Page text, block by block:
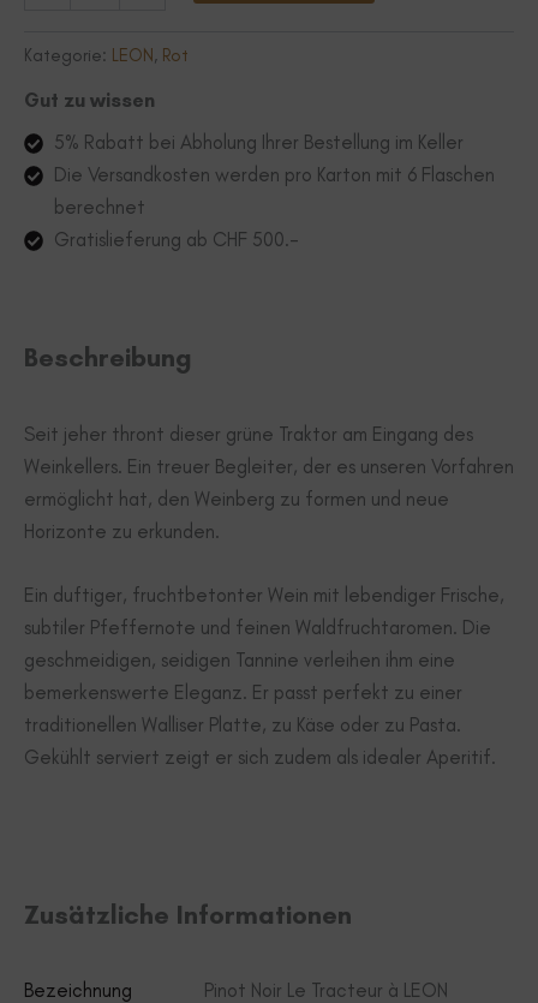
tracteur
LEON
Kategorie: LEON, Rot
Gut zu wissen
5% Rabatt bei Abholung Ihrer Bestellung im Keller
Die Versandkosten werden pro Karton mit 6 Flaschen
berechnet
Gratislieferung ab CHF 500.-
Beschreibung
Seit jeher thront dieser grüne Traktor am Eingang des
Weinkellers. Ein treuer Begleiter, der es unseren Vorfahren
ermöglicht hat, den Weinberg zu formen und neue
Horizonte zu erkunden.
Ein duftiger, fruchtbetonter Wein mit lebendiger Frische,
subtiler Pfeffernote und feinen Waldfruchtaromen. Die
geschmeidigen, seidigen Tannine verleihen ihm eine
bemerkenswerte Eleganz. Er passt perfekt zu einer
traditionellen Walliser Platte, zu Käse oder zu Pasta.
Gekühlt serviert zeigt er sich zudem als idealer Aperitif.
Zusätzliche Informationen
Bezeichnung
Pinot Noir Le Tracteur à LEON